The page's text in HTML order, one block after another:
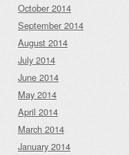
October 2014
September 2014
August 2014
July 2014
June 2014
May 2014
April 2014
March 2014
January 2014